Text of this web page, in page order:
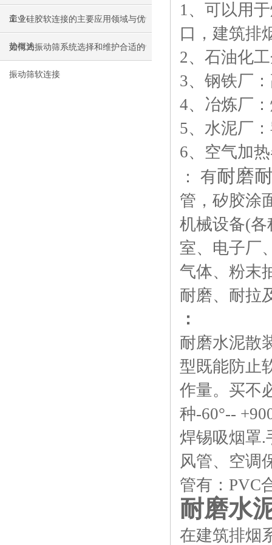
命？
工业硅胶软连接的主要应用领域与优
势概述
如何为振动筛系统选择和维护合适的
振动筛软连接
1、可以用
口，建筑排
2、石油化
3、钢铁厂
4、冶炼厂
5、水泥厂
6、空气加
： 有耐磨
管，矽胶涂
机械设备(
室、电子厂
气体、粉末
耐磨、耐拉
：
耐磨水泥散
型既能防止
作量。买不
种-60°--
焊锡吸烟罩.
风管、空调
管有：PVC
耐磨水
在建筑排烟